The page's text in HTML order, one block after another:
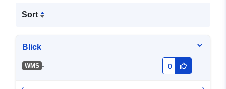
Sort
Blick
WMS - 0